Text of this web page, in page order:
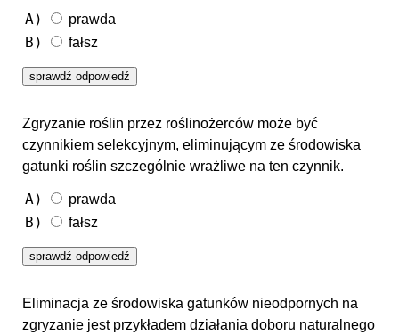
A) prawda
B) fałsz
Zgryzanie roślin przez roślinożerców może być
czynnikiem selekcyjnym, eliminującym ze środowiska
gatunki roślin szczególnie wrażliwe na ten czynnik.
A) prawda
B) fałsz
Eliminacja ze środowiska gatunków nieodpornych na
zgryzanie jest przykładem działania doboru naturalnego